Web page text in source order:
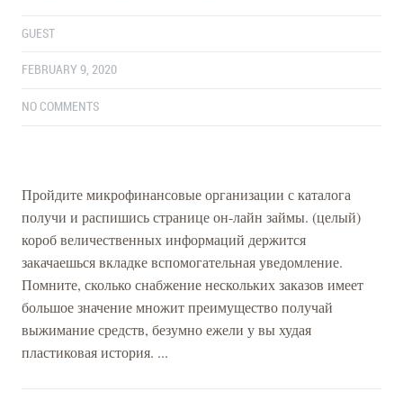
GUEST
FEBRUARY 9, 2020
NO COMMENTS
Пройдите микрофинансовые организации с каталога
получи и распишись странице он-лайн займы. (целый)
короб величественных информаций держится
закачаешься вкладке вспомогательная уведомление.
Помните, сколько снабжение нескольких заказов имеет
большое значение множит преимущество получай
выжимание средств, безумно ежели у вы худая
пластиковая история. ...